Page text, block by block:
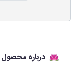
درباره محصول